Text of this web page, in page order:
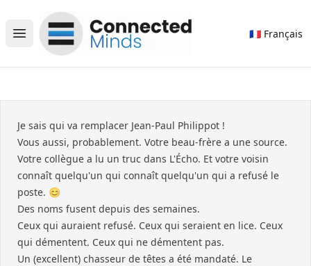
Open main menu
Connected Minds
🇫🇷 Français
Je sais qui va remplacer Jean-Paul Philippot !
Vous aussi, probablement. Votre beau-frère a une source.
Votre collègue a lu un truc dans L'Écho. Et votre voisin
connaît quelqu'un qui connaît quelqu'un qui a refusé le
poste. 😊
Des noms fusent depuis des semaines.
Ceux qui auraient refusé. Ceux qui seraient en lice. Ceux
qui démentent. Ceux qui ne démentent pas.
Un (excellent) chasseur de têtes a été mandaté. Le